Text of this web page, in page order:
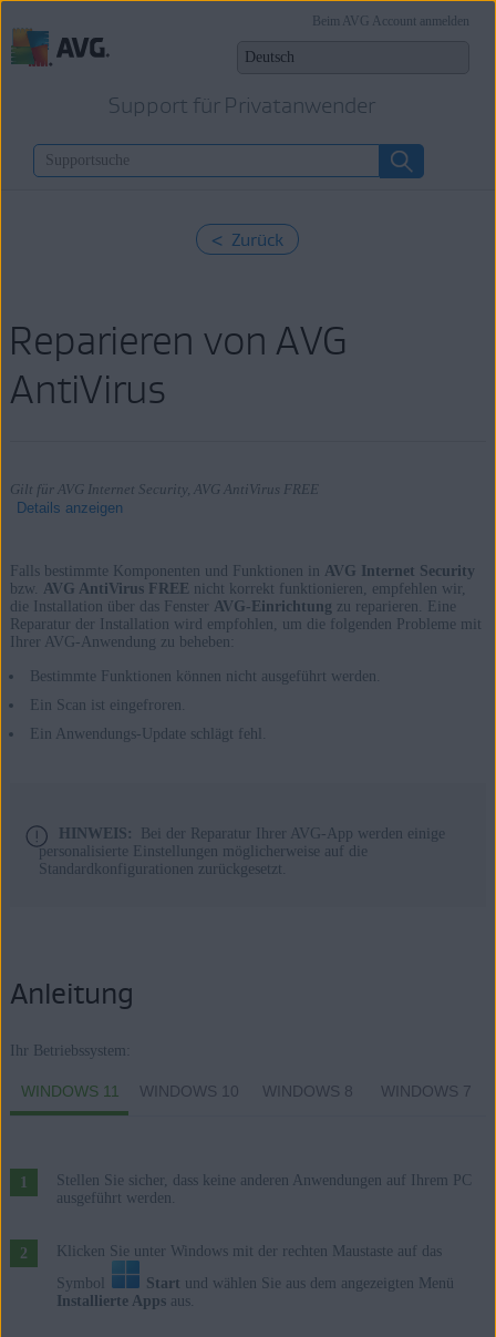
Support für Privatanwender
Beim AVG Account anmelden
< Zurück
Reparieren von AVG
AntiVirus
Gilt für AVG Internet Security, AVG AntiVirus FREE
Details anzeigen
Produkte:
AVG Internet Security 24.x
AVG AntiVirus FREE 24.x
Betriebssysteme:
Microsoft Windows 8.1 Home/Pro/Enterprise/Education – 32-/64-
Premium/Professional/Enterprise/Ultimate – Service Pack 1 mit
Falls bestimmte Komponenten und Funktionen in AVG Internet Security
bzw. AVG AntiVirus FREE nicht korrekt funktionieren, empfehlen wir,
die Installation über das Fenster AVG-Einrichtung zu reparieren. Eine
Reparatur der Installation wird empfohlen, um die folgenden Probleme mit
Ihrer AVG-Anwendung zu beheben:
Bestimmte Funktionen können nicht ausgeführt werden.
Ein Scan ist eingefroren.
Ein Anwendungs-Update schlägt fehl.
HINWEIS:
Bei der Reparatur Ihrer AVG-App werden einige
personalisierte Einstellungen möglicherweise auf die
Standardkonfigurationen zurückgesetzt.
Anleitung
Ihr Betriebssystem:
WINDOWS 11 WINDOWS 10 WINDOWS 8 WINDOWS 7
Stellen Sie sicher, dass keine anderen Anwendungen auf Ihrem PC
ausgeführt werden.
Klicken Sie unter Windows mit der rechten Maustaste auf das
Symbol
Start und wählen Sie aus dem angezeigten Menü
Installierte Appsaus.